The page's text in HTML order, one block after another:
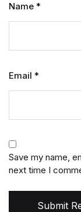
Name *
Email *
Save my name,
next time I
Submit